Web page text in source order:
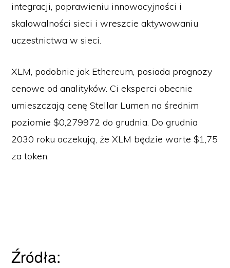
integracji, poprawieniu innowacyjności i
skalowalności sieci i wreszcie aktywowaniu
uczestnictwa w sieci.
XLM, podobnie jak Ethereum, posiada prognozy
cenowe od analityków. Ci eksperci obecnie
umieszczają cenę Stellar Lumen na średnim
poziomie $0,279972 do grudnia. Do grudnia
2030 roku oczekują, że XLM będzie warte $1,75
za token.
Źródła: